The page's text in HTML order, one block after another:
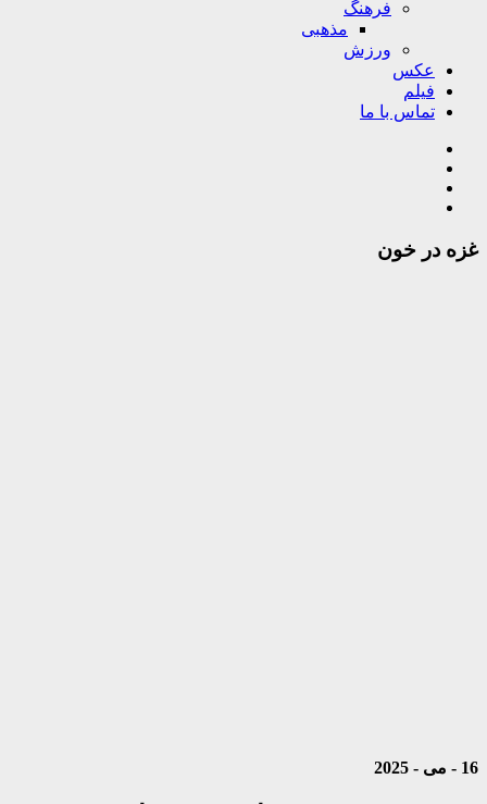
فرهنگ
مذهبی
ورزش
عکس
فیلم
تماس با ما
غزه در خون
16 - می - 2025